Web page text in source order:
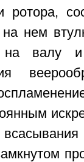
ротора,
нем
на валу